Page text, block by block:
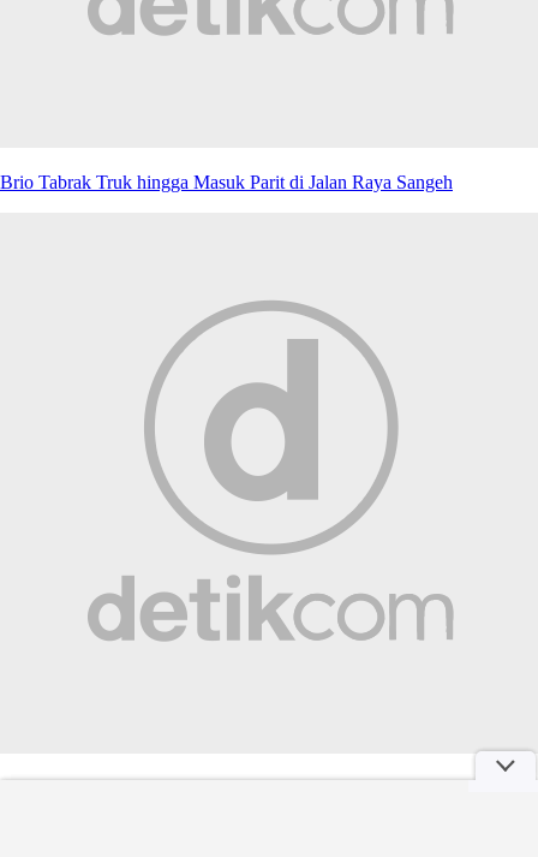
Brio Tabrak Truk hingga Masuk Parit di Jalan Raya Sangeh